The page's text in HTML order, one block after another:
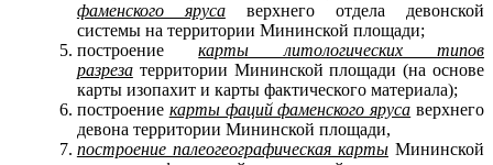
фаменского ярусаверхнего отдела девонской
системы на территории Мининской площади;
построениекарты литологических типов
разрезатерритории Мининской площади (на основе
карты изопахит и карты фактического материала);
построение карты фаций фаменского яруса верхнего
девона территории Мининской площади,
построение палеогеографическая картыМининской